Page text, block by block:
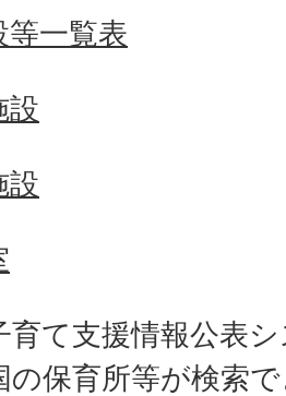
等一覧表
設
設
育て支援情報公表
の保育所等が検索